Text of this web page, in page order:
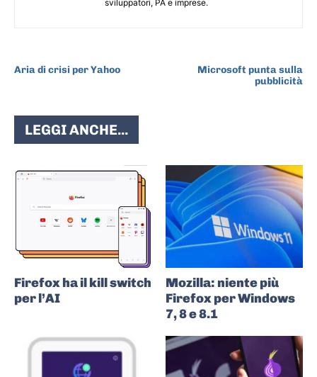
sviluppatori, PA e imprese.
Aria di crisi per Yahoo
Microsoft punta sulla
pubblicità
LEGGI ANCHE...
Firefox ha il kill switch
per l’AI
Mozilla: niente più
Firefox per Windows
7, 8 e 8.1